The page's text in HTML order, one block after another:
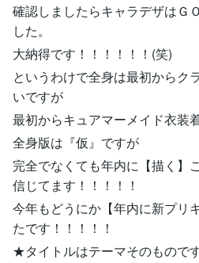
確認しましたらキャラデザはＧ
した。
大納得です！！！！！！(笑)
というわけで全身は最初からク
いですが
最初からキュアマーメイド衣装
全身版は『仮』ですが
完全でなくても年内に【描く】
信じてます！！！！！
今年もどうにか【年内に新プリ
たです！！！！！
★タイトルはテーマそのもので